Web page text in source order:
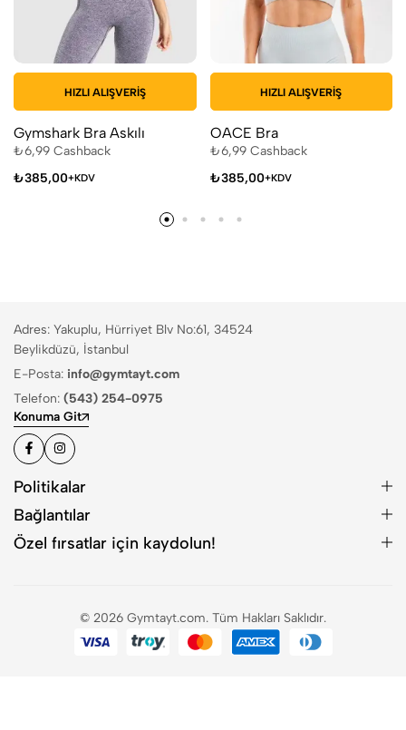
HIZLI ALIŞVERIŞ
Gymshark Bra Askılı
₺6,99 Cashback
₺385,00+KDV
HIZLI ALIŞVERIŞ
OACE Bra
₺6,99Cashback
₺385,00+KDV
Adres: Yakuplu, Hürriyet Blv No:61, 34524
Beylikdüzü, İstanbul
E-Posta: info@gymtayt.com
Telefon: (543) 254-0975
Konuma Git
Politikalar
Bağlantılar
Özel fırsatlar için kaydolun!
© 2026 Gymtayt.com. Tüm Hakları Saklıdır.